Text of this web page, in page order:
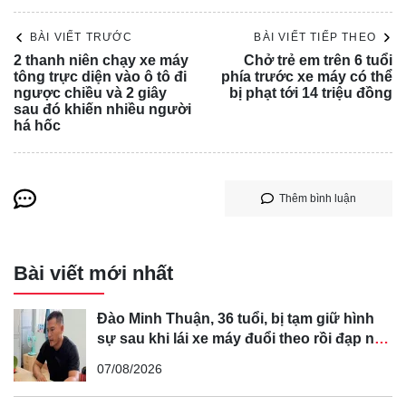
điện báo lực lượng chức năng.
Đội Cảnh sát giao thông Cát Lái (thuộc Phòng Cảnh sát
giao thông Công an TP HCM) và lực lượng chức năng TP
Thủ Đức sau đó đến hiện hiện trường xử lý, điều tiết giao
thông.
BÀI VIẾT TRƯỚC
2 thanh niên chạy xe máy
tông trực diện vào ô tô đi
ngược chiều và 2 giây
sau đó khiến nhiều người
há hốc
BÀI VIẾT TIẾP THEO
Chở trẻ em trên 6 tuổi
phía trước xe máy có thể
bị phạt tới 14 triệu đồng
Thêm bình luận
Bài viết mới nhất
Đào Minh Thuận, 36 tuổi, bị tạm giữ hình
sự sau khi lái xe máy đuổi theo rồi đạp ngã
07/08/2026